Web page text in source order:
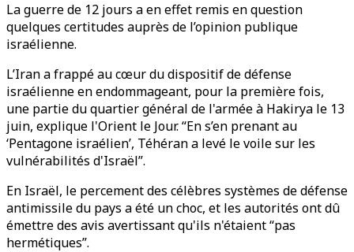
La guerre de 12 jours a en effet remis en question
quelques certitudes auprès de l’opinion publique
israélienne.
L’Iran a frappé au cœur du dispositif de défense
israélienne en endommageant, pour la première fois,
une partie du quartier général de l'armée à Hakirya le 13
juin, explique l'Orient le Jour. “En s’en prenant au
‘Pentagone israélien’, Téhéran a levé le voile sur les
vulnérabilités d'Israël”.
En Israël, le percement des célèbres systèmes de défense
antimissile du pays a été un choc, et les autorités ont dû
émettre des avis avertissant qu'ils n'étaient “pas
hermétiques”.